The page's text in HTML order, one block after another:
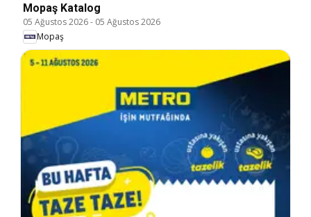
Mopaş Katalog
05 Ağustos 2026- 05 Ağustos 2026
Mopaş